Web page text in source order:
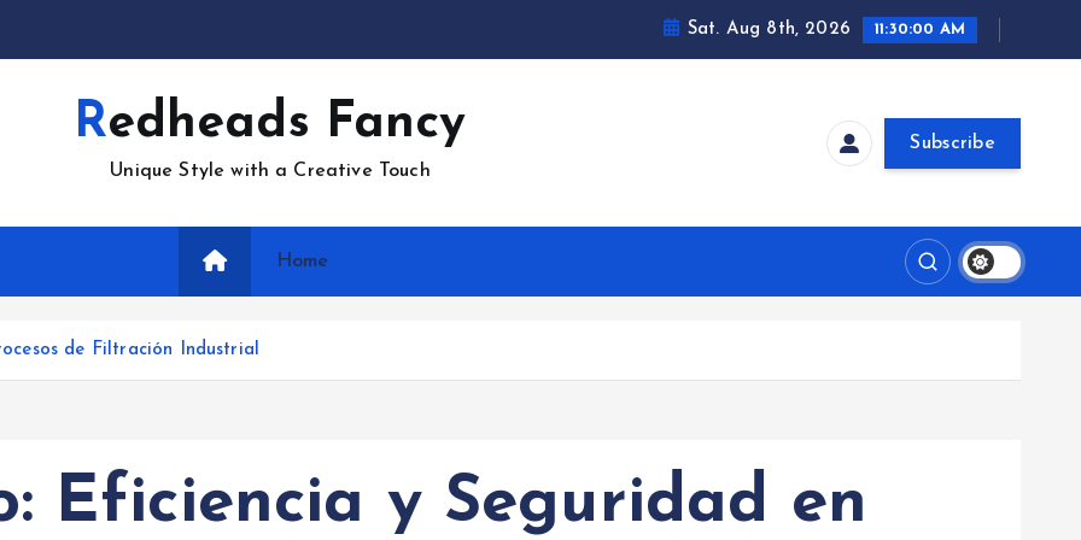
Sat. Aug 8th, 2026 11:30:01 AM
Redheads Fancy
Unique Style with a Creative Touch
Subscribe
Home
de Filtración Industrial
Eficiencia y Seguridad en